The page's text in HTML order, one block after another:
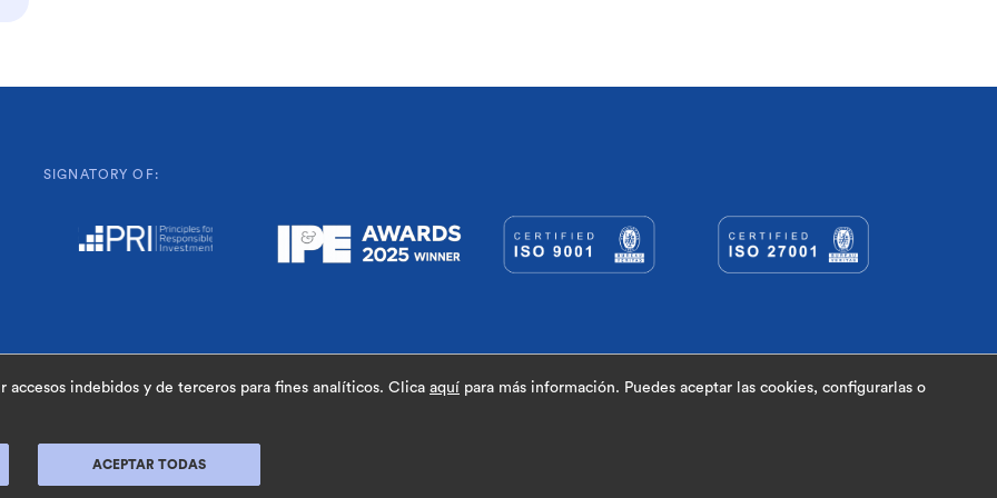
SIGNATORY OF:
Qué es GEROA Prestaciones Inversiones
Contacto
Noticias
indebidos y de terceros para fines analíticos. Clica aquí para más información. Puedes aceptar las cookies, configurarlas o
ACEPTAR TODAS